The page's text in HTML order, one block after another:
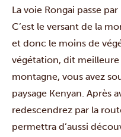
La voie Rongai passe
C’est le versant de la
et donc le moins de
végétation, dit
montagne, vous avez
paysage Kenyan. Après
redescendrez par la
permettra d’aussi